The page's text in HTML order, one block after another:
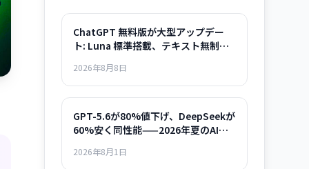
ChatGPT 無料版が大型アップデー
ト: Luna 標準搭載、テキスト無制
2026年8月8日
GPT-5.6が80%値下げ、DeepSeekが
60%安く同性能——2026年夏のAIモ
2026年8月1日